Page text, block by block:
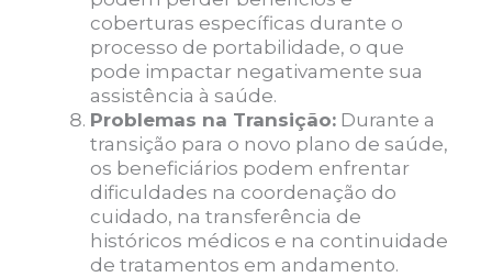
coberturas específicas durante o
processo de portabilidade, o que
pode impactar negativamente sua
assistência à saúde.
Problemas na Transição: Durante a
transição para o novo plano de saúde,
os beneficiários podem enfrentar
dificuldades na coordenação do
cuidado, na transferência de
históricos médicos e na continuidade
de tratamentos em andamento.